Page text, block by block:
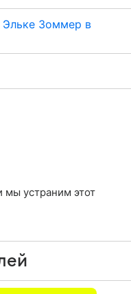
Эльке Зоммер в
устраним этот